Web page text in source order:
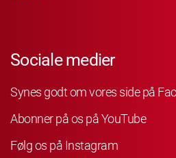
Sociale medier
Synes godt om vores side på
Abonner på os på YouTube
Følg os på Instagram